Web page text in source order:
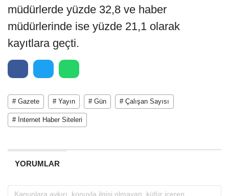
müdürlerde yüzde 32,8 ve haber
müdürlerinde ise yüzde 21,1 olarak
kayıtlara geçti.
# Gazete # Yayın # Gün # Çalışan Sayısı
# İnternet Haber Siteleri
YORUMLAR